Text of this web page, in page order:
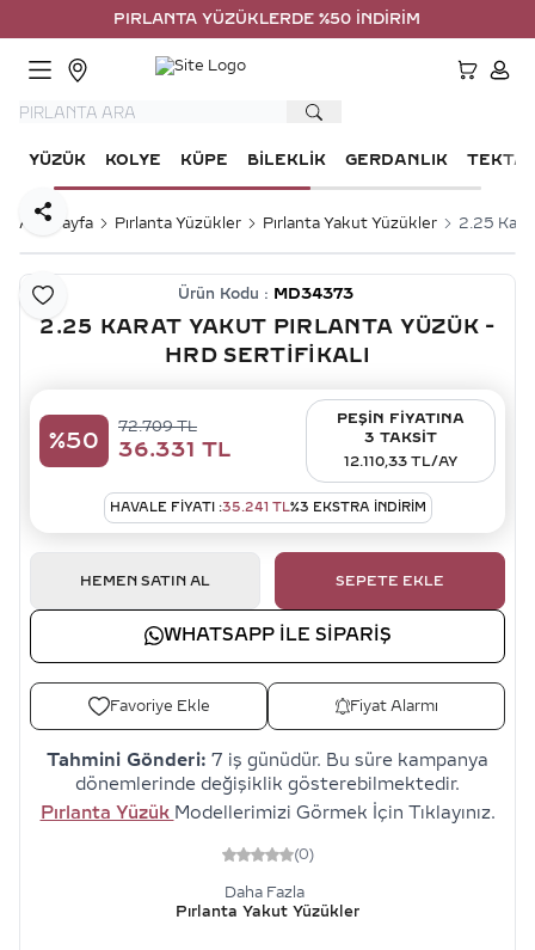
PIRLANTA YÜZÜKLERDE %50 İNDİRİM
YÜZÜK KOLYE KÜPE BILEKLIK GERDANLIK TEKTAŞ
Ana Sayfa Pırlanta Yüzükler Pırlanta Yakut Yüzükler 2.25
Favoriye Ekle
Paylaş
Ürün Kodu : MD34373
2.25 KARAT YAKUT PIRLANTA YÜZÜK -
HRD SERTIFIKALI
%50
72.709TL
36.331 TL
PEŞİN FİYATINA
3 TAKSİT
12.110,33 TL/AY
HAVALE FIYATI :35.241 TL%3 EKSTRA İNDİRİM
HEMEN SATIN AL SEPETE EKLE
WHATSAPP ILE SIPARIŞ
Favoriye Ekle Fiyat Alarmı
Tahmini Gönderi: 7 iş günüdür. Bu süre kampanya
dönemlerinde değişiklik gösterebilmektedir.
Pırlanta Yüzük Modellerimizi Görmek İçin Tıklayınız.
(0)
Daha Fazla
Pırlanta Yakut Yüzükler